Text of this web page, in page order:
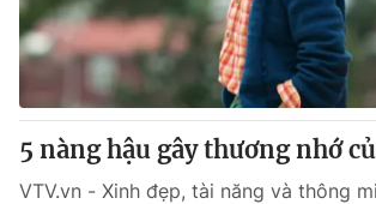
5 nàng hậu gây thương nhớ
VTV.vn - Xinh đẹp, tài năng và thông